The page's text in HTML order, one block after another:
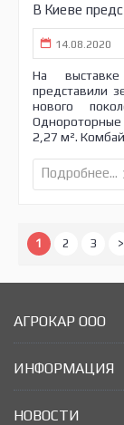
14.08.2020
На
представили
нового
2,27 м².
Подробнее...
1 2 3 >
АГРОКАР ООО
ИНФОРМАЦИЯ
НОВОСТИ